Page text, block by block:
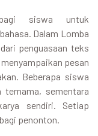
siswa untuk
Dalam Lomba
penguasaan teks
pesan
Beberapa siswa
sementara
sendiri. Setiap
penonton.